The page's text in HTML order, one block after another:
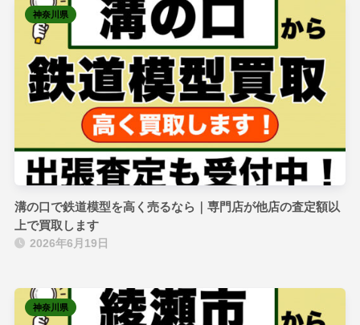
溝の口で鉄道模型を高く売るなら｜専門店が他店の査定額以
上で買取します
2026年6月19日
神奈川県
神奈川県